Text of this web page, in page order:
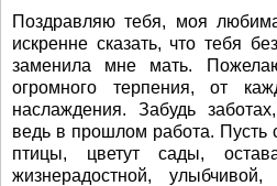
Поздравляю тебя, моя
искренне сказать, что тебя
заменила мне мать.
огромного терпения, от
наслаждения. Забудь
ведь в прошлом работа. Пусть
птицы, цветут сады,
жизнерадостной,